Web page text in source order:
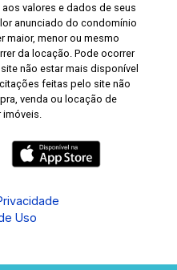
valores e dados de seus
anunciado do condomínio
maior, menor ou mesmo
da locação. Pode ocorrer
não estar mais disponível
feitas pelo site não
venda ou locação de
imóveis.
Uso